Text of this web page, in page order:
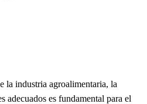
la industria agroalimentaria, la
adecuados es fundamental para el